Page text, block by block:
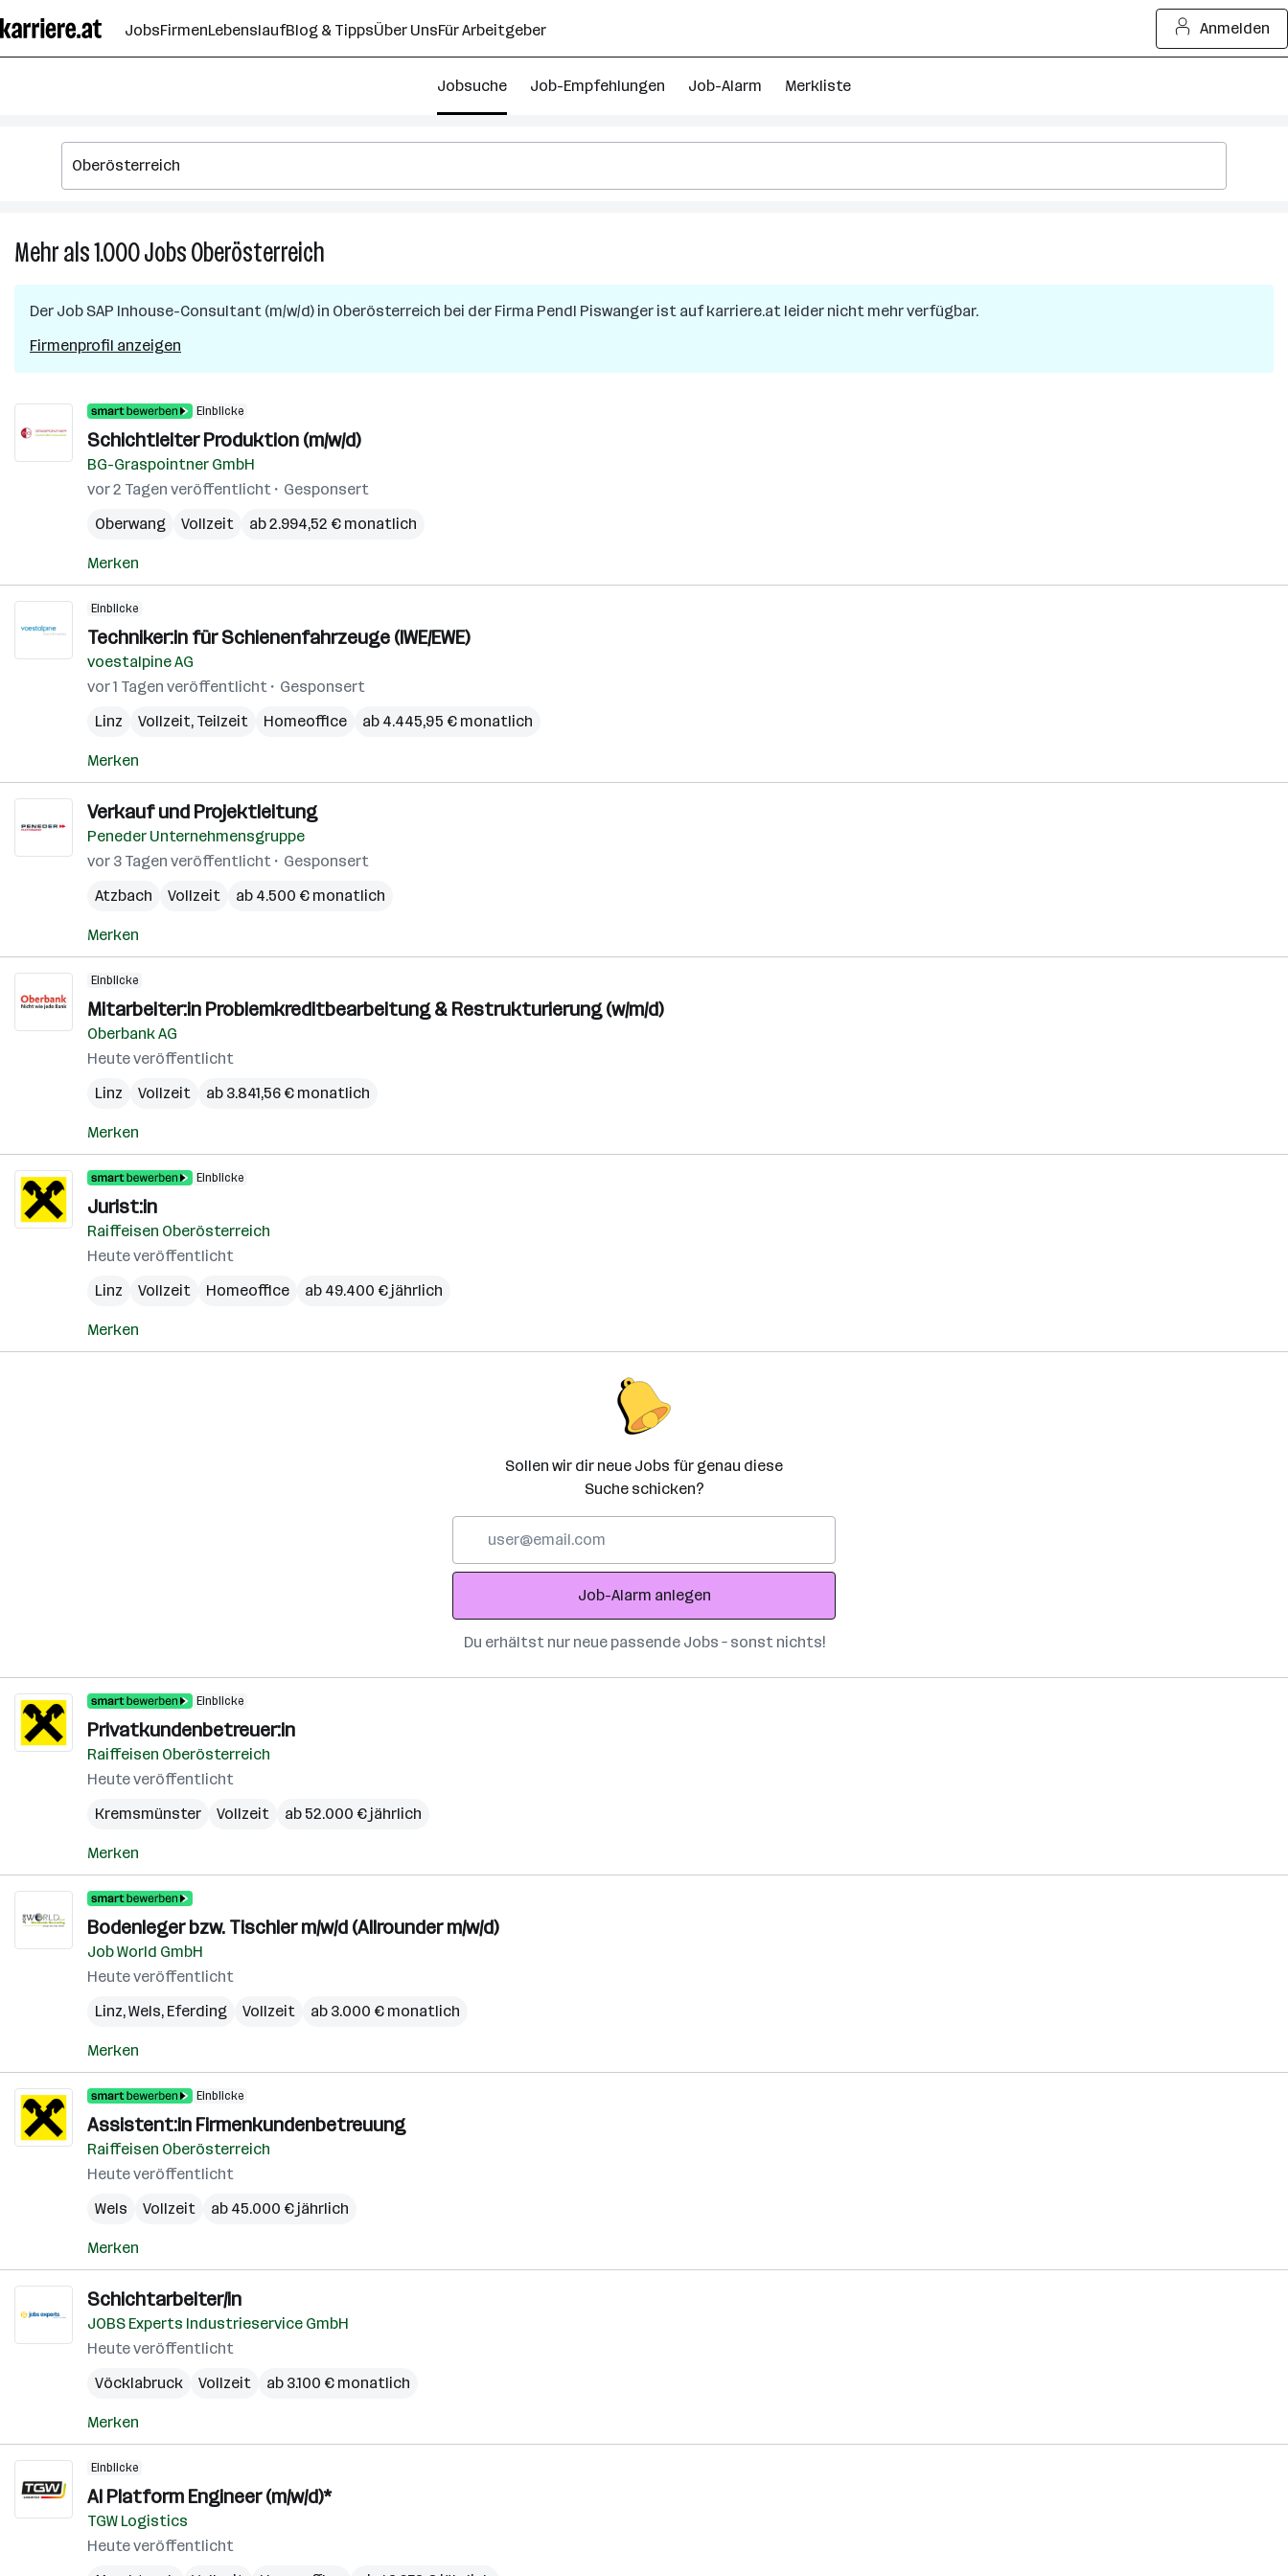
Seiteninhalt
springen
JobsFirmenLebenslaufBlog & TippsÜber UnsFür Arbeitgeber Anmelden
Jobsuche Job-Empfehlungen Job-Alarm Merkliste
Mehr als 1.000JobsOberösterreich
Jobs
Der Job SAP Inhouse-Consultant (m/w/d) in Oberösterreich bei der Firma Pendl Piswanger ist auf karriere.at leider nicht mehr verfügbar.
Firmenprofil anzeigen
Einblicke
Schichtleiter Produktion (m/w/d)
BG-Graspointner GmbH
vor 2 Tagen veröffentlicht
Gesponsert
Oberwang
Vollzeit ab 2.994,52 € monatlich
Merken
Einblicke
Techniker:in für Schienenfahrzeuge (IWE/EWE)
voestalpine AG
vor 1 Tagen veröffentlicht
Gesponsert
Linz
Vollzeit, Teilzeit Homeoffice ab 4.445,95 € monatlich
Merken
Verkauf und Projektleitung
Peneder Unternehmensgruppe
vor 3 Tagen veröffentlicht
Gesponsert
Atzbach
Vollzeit ab 4.500 € monatlich
Merken
Einblicke
Mitarbeiter:in Problemkreditbearbeitung & Restrukturierung (w/m/d)
Oberbank AG
Heute veröffentlicht
Linz
Vollzeit ab 3.841,56 € monatlich
Merken
Einblicke
Jurist:in
Raiffeisen Oberösterreich
Heute veröffentlicht
Linz
Vollzeit Homeoffice ab 49.400 € jährlich
Merken
Sollen wir dir neue Jobs für genau diese
Suche schicken?
Adresse
Job-Alarm anlegen
Du erhältst nur neue passende Jobs – sonst nichts!
Einblicke
Privatkundenbetreuer:in
Raiffeisen Oberösterreich
Heute veröffentlicht
Kremsmünster
Vollzeit ab 52.000 € jährlich
Merken
Bodenleger bzw. Tischler m/w/d (Allrounder m/w/d)
Job World GmbH
Heute veröffentlicht
Linz,Wels, Eferding Vollzeit ab 3.000 € monatlich
Merken
Einblicke
Assistent:in Firmenkundenbetreuung
Raiffeisen Oberösterreich
Heute veröffentlicht
Wels
Vollzeit ab 45.000 € jährlich
Merken
Schichtarbeiter/in
JOBS Experts Industrieservice GmbH
Heute veröffentlicht
Vöcklabruck
Vollzeit ab 3.100 € monatlich
Merken
Einblicke
AI Platform Engineer (m/w/d)*
TGW Logistics
Heute veröffentlicht